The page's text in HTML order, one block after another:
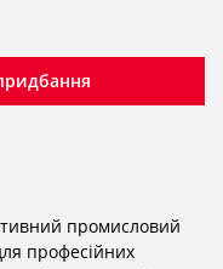
промисловий
професійних